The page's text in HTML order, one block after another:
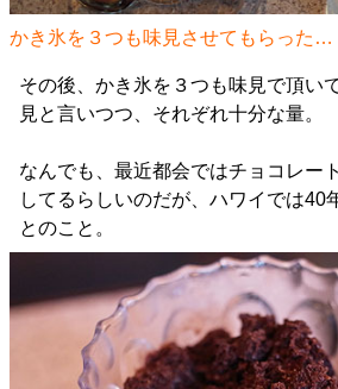
かき氷を３つも味見させてもらった…
その後、かき氷を３つも味見で頂い
見と言いつつ、それぞれ十分な量。
なんでも、最近都会ではチョコレー
してるらしいのだが、ハワイでは40
とのこと。